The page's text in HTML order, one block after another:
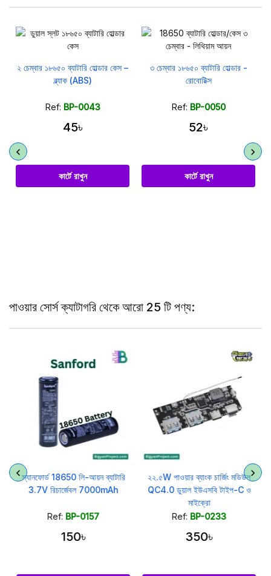
২ চেম্বার ১৮৬৫০ ব্যাটারি হোল্ডার কেস –
ব্ল্যাক (ABS)
Ref: BP-0043
45৳
কার্টে রাখুন
৩ চেম্বার ১৮৬৫০ ব্যাটারি হোল্ডার -
রোবোটিক্স
Ref: BP-0050
52৳
কার্টে রাখুন
পাওয়ার সোর্স ক্যাটাগরি থেকে আরো 25 টি পণ্য:
স্যানফোর্ড 18650 লি-আয়ন ব্যাটারি
3.7V রিচার্জেবল 7000mAh
Ref: BP-0157
150৳
২২.৫W পাওয়ার ব্যাংক চার্জিং মডিউল
QC4.0 ডুয়াল ইউএসবি টাইপ-C ও
মাইক্রো
Ref: BP-0233
350৳